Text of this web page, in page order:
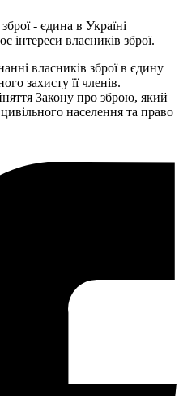
- єдина в Україні
інтереси власників зброї.
власників зброї в єдину
захисту її членів.
Закону про зброю, який
населення та право